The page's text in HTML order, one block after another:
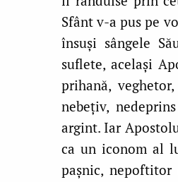
Sfânt v-a pus pe
însuși sângele
suflete, același
prihană,
nebețiv,
argint. Iar
ca un iconom al
pașnic,